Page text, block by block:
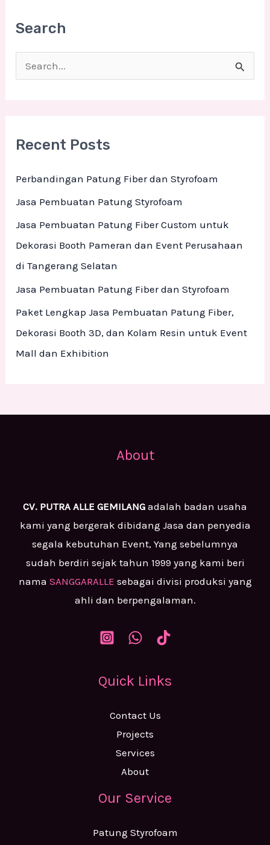
Search
cRecent Posts
Perbandingan Patung Fiber dan Styrofoam
Jasa Pembuatan Patung Styrofoam
Jasa Pembuatan Patung Fiber Custom untuk
Dekorasi Booth Pameran dan Event Perusahaan
di Tangerang Selatan
Jasa Pembuatan Patung Fiber dan Styrofoam
Paket Lengkap Jasa Pembuatan Patung Fiber,
Dekorasi Booth 3D, dan Kolam Resin untuk Event
Mall dan Exhibition
About
CV. PUTRA ALLE GEMILANG adalah badan usaha
kami yang bergerak dibidang Jasa dan penyedia
segala kebutuhan Event, Yang sebelumnya
sudah berdiri sejak tahun 1999 yang kami beri
nama SANGGARALLE sebagai divisi produksi yang
ahli dan berpengalaman.
Quick Links
Contact Us
Projects
Services
About
Our Service
Patung Styrofoam